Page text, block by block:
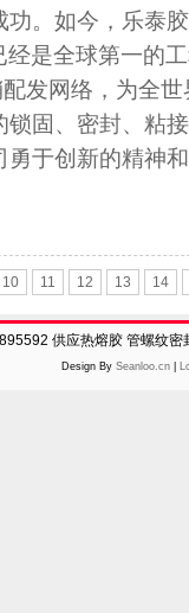
功。如今，乐泰
经是全球第一的
发网络，为全
固、密封、粘
于创新的精神
10 11 12 13 14
供应热熔胶 管螺纹
Design By Seanloo.cn|